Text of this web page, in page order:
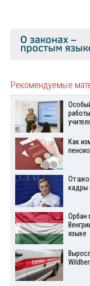
Рекомендуемые
Как
От
кадры
Орбан
языке